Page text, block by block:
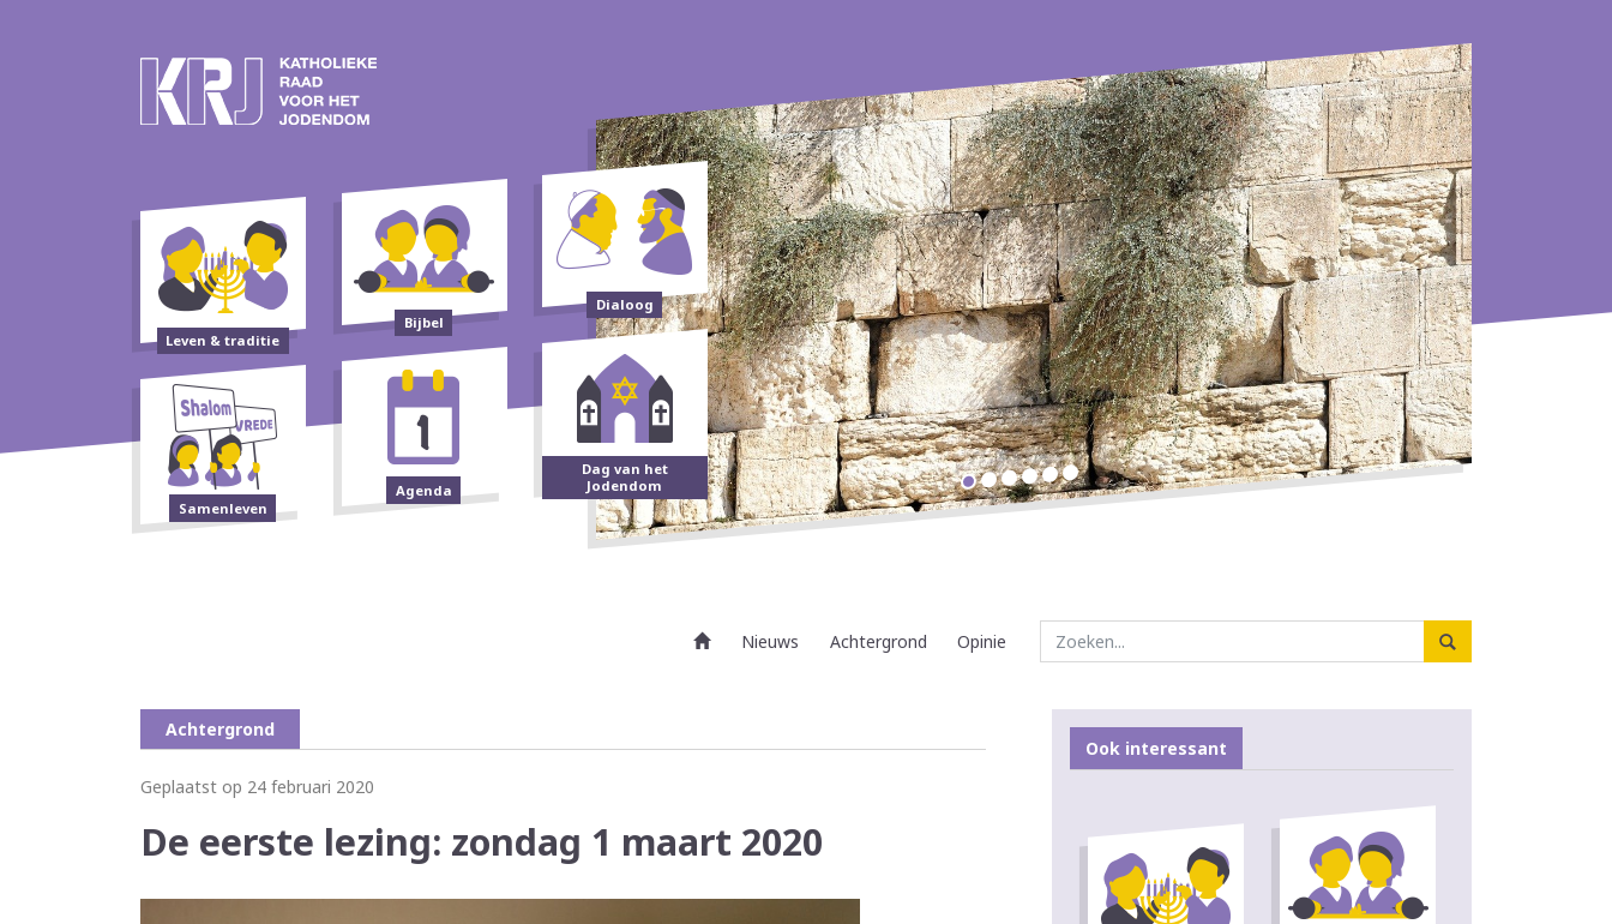
Leven & traditie
Bijbel
Dialoog
Samenleven
Agenda
Dag van het
Jodendom
Nieuws Achtergrond Opinie
Achtergrond
Geplaatst op 24 februari 2020
De eerste lezing: zondag 1 maart 2020
Ook interessant